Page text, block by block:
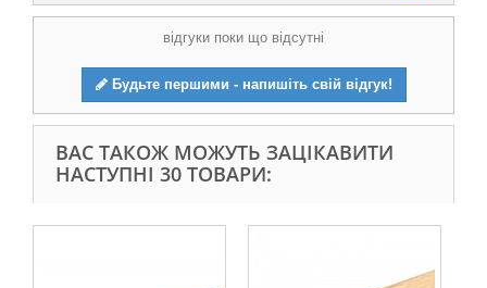
відгуки поки що відсутні
Будьте першими - напишіть свій відгук!
ВАС ТАКОЖ МОЖУТЬ ЗАЦІКАВИТИ
НАСТУПНІ 30 ТОВАРИ: